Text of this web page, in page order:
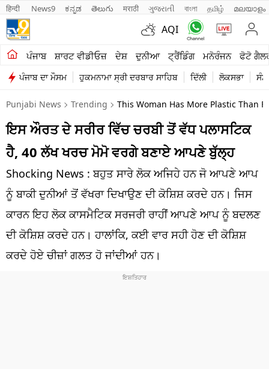
हिन्दी News9 ಕನ್ನಡ తెలుగు मराठी ગુજરાતી বাংলা தமிழ் മലയാളം
AQI
ਪੰਜਾਬ ਸ਼ਾਰਟ ਵੀਡੀਓਜ਼ ਦੇਸ਼ ਦੁਨੀਆ ਟ੍ਰੈਂਡਿੰਗ ਮਨੋਰੰਜਨ ਫੋਟੋ
ਪੰਜਾਬ ਦਾ ਮੌਸਮ ਹੁਕਮਨਾਮਾ ਸ੍ਰੀ ਦਰਬਾਰ ਸਾਹਿਬ ਦਿੱਲੀ ਲੋਕਸਭਾ
ਖੇਤੀਬਾੜੀ
ਸ਼ਾਰਟ ਵੀਡੀਓਜ਼
ਕਾਰੋਬਾਰ
ਕਰਿਅਰ
ਮਨੋਰੰਜਨ
ਦੇਸ਼
ਲਾਈਫ ਸਟਾਈਲ
ਪੰਜਾਬ
Punjabi News Trending This Woman Has More Plastic Than
ਇਸ ਔਰਤ ਦੇ ਸਰੀਰ ਵਿੱਚ ਚਰਬੀ ਤੋਂ ਵੱਧ ਪਲਾਸਟਿਕ
ਹੈ, 40 ਲੱਖ ਖਰਚ ਮੋਮੋ ਵਰਗੇ ਬਣਾਏ ਆਪਣੇ ਬੁੱਲ੍ਹ
Shocking News : ਬਹੁਤ ਸਾਰੇ ਲੋਕ ਅਜਿਹੇ ਹਨ ਜੋ ਆਪਣੇ ਆਪ
ਨੂੰ ਬਾਕੀ ਦੁਨੀਆਂ ਤੋਂ ਵੱਖਰਾ ਦਿਖਾਉਣ ਦੀ ਕੋਸ਼ਿਸ਼ ਕਰਦੇ ਹਨ। ਜਿਸ
ਕਾਰਨ ਇਹ ਲੋਕ ਕਾਸਮੈਟਿਕ ਸਰਜਰੀ ਰਾਹੀਂ ਆਪਣੇ ਆਪ ਨੂੰ ਬਦਲਣ
ਦੀ ਕੋਸ਼ਿਸ਼ ਕਰਦੇ ਹਨ। ਹਾਲਾਂਕਿ, ਕਈ ਵਾਰ ਸਹੀ ਹੋਣ ਦੀ ਕੋਸ਼ਿਸ਼
ਕਰਦੇ ਹੋਏ ਚੀਜ਼ਾਂ ਗਲਤ ਹੋ ਜਾਂਦੀਆਂ ਹਨ।